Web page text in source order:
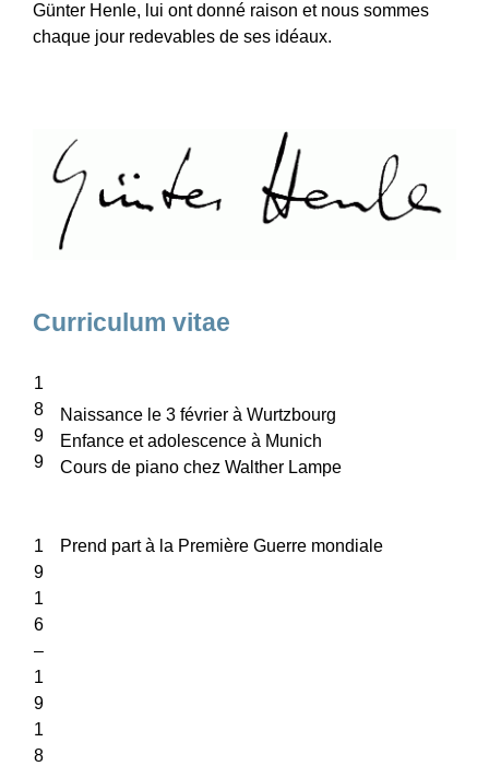
Günter Henle, lui ont donné raison et nous sommes
chaque jour redevables de ses idéaux.
Curriculum vitae
1
8
9
9
Naissance le 3 février à Wurtzbourg
Enfance et adolescence à Munich
Cours de piano chez Walther Lampe
1
9
1
6
–
1
9
1
8
Prend part à la Première Guerre mondiale